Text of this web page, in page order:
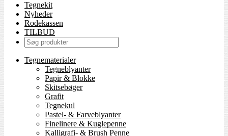
Tegnekit
Nyheder
Rodekassen
TILBUD
Tegnematerialer
Tegneblyanter
Papir & Blokke
Skitsebøger
Grafit
Tegnekul
Pastel- & Farveblyanter
Finelinere & Kuglepenne
Kalligrafi- & Brush Penne